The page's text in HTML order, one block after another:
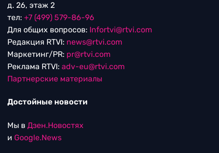
д. 26, этаж 2
тел: +7 (499) 579-86-96
Для общих вопросов: Infortvi@rtvi.com
Редакция RTVI: news@rtvi.com
Маркетинг/PR: pr@rtvi.com
Реклама RTVI: adv-eu@rtvi.com
Партнерские материалы
Достойные новости
Мы в Дзен.Новостях
и Google.News